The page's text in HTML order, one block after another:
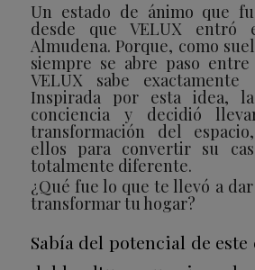
Un estado de ánimo que
desde que VELUX
Almudena. Porque, como
siempre se abre paso
VELUX sabe
Inspirada por esta idea,
conciencia y decidió
transformación del
ellos para convertir su
totalmente diferente.
¿Qué fue lo que te llevó a
transformar tu hogar?
Sabía del potencial de